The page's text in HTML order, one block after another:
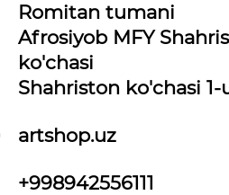
Romitan tumani
Afrosiyob MFY
ko'chasi
Shahriston ko'chasi 1-
artshop.uz
+998942556111